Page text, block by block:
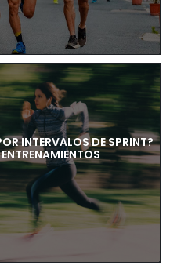
INTERVALOS DE SPRINT?